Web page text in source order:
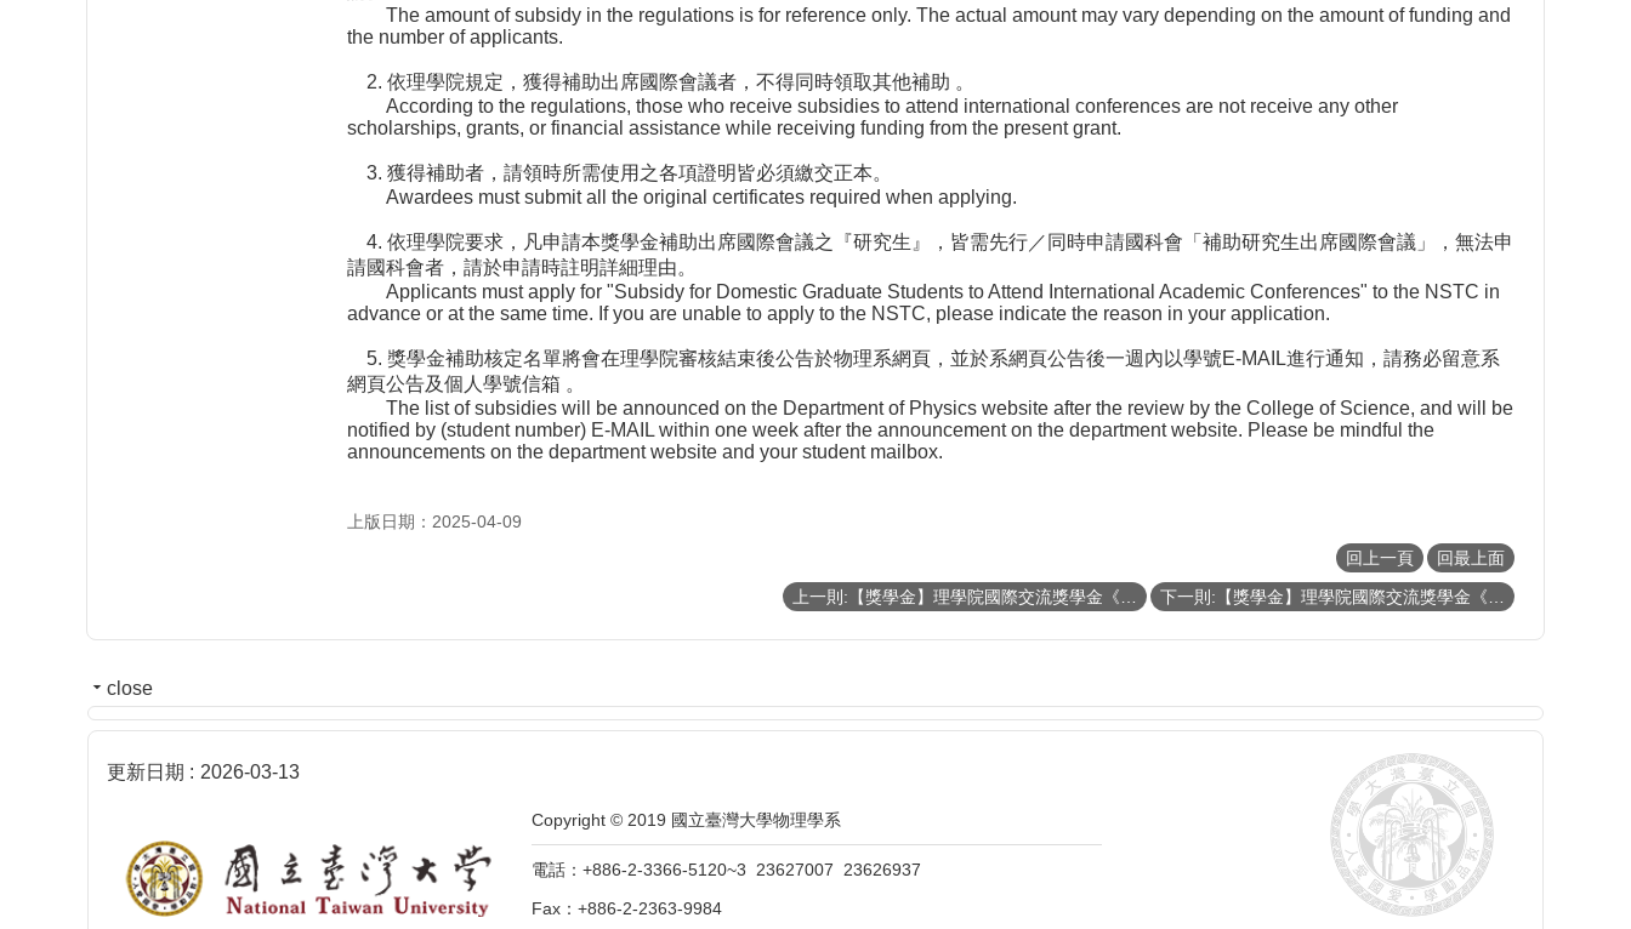
The amount of subsidy in the regulations is for reference only. The actual amount may vary depending on the amount of funding and
the number of applicants.
2. 依理學院規定，獲得補助出席國際會議者，不得同時領取其他補助 。
According to the regulations, those who receive subsidies to attend international conferences are not receive any other
scholarships, grants, or financial assistance while receiving funding from the present grant.
3. 獲得補助者，請領時所需使用之各項證明皆必須繳交正本。
Awardees must submit all the original certificates required when applying.
4. 依理學院要求，凡申請本獎學金補助出席國際會議之『研究生』，皆需先行／同時申請國科會「補助研究生出席國際會議」，無法申
請國科會者，請於申請時註明詳細理由。
Applicants must apply for "Subsidy for Domestic Graduate Students to Attend International Academic Conferences" to the NSTC in
advance or at the same time. If you are unable to apply to the NSTC, please indicate the reason in your application.
5. 獎學金補助核定名單將會在理學院審核結束後公告於物理系網頁， 並於系網頁公告後一週內以學號E-MAIL進行通知， 請務必留意系
網頁公告及個人學號信箱 。
The list of subsidies will be announced on the Department of Physics website after the review by the College of Science, and will be
notified by (student number) E-MAIL within one week after the announcement on the department website. Please be mindful the
announcements on the department website and your student mailbox.
上版日期：2025-04-09
回上一頁
回最上面
close
更新日期 2026-03-13
Copyright © 2019 國立臺灣大學物理學系
電話：+886-2-3366-5120~3 23627007 23626937
Fax：+886-2-2363-9984